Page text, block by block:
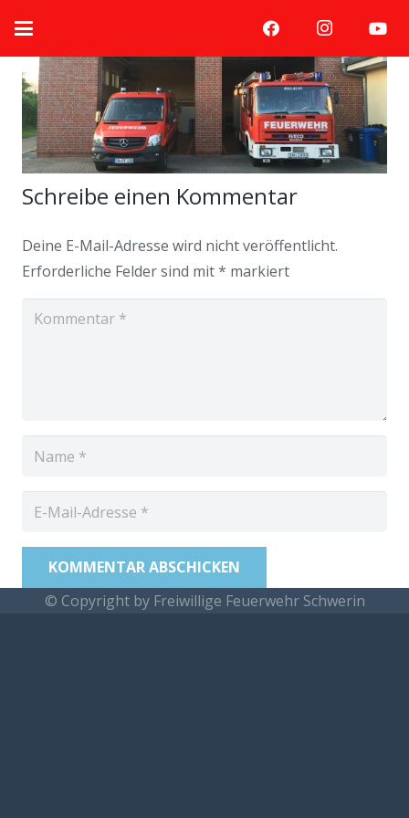
Schreibe einen Kommentar
Deine E-Mail-Adresse wird nicht veröffentlicht.
Erforderliche Felder sind mit* markiert
KOMMENTAR ABSCHICKEN
© Copyright by Freiwillige Feuerwehr Schwerin